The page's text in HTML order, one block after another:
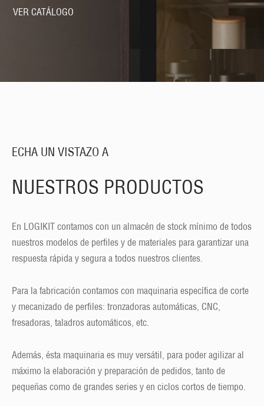
VER CATÁLOGO
ECHA UN VISTAZO A
NUESTROS PRODUCTOS
En LOGIKIT contamos con un almacén de stock mínimo de todos
nuestros modelos de perfiles y de materiales para garantizar una
respuesta rápida y segura a todos nuestros clientes.
Para la fabricación contamos con maquinaria específica de corte
y mecanizado de perfiles: tronzadoras automáticas, CNC,
fresadoras, taladros automáticos, etc.
Además, ésta maquinaria es muy versátil, para poder agilizar al
máximo la elaboración y preparación de pedidos, tanto de
pequeñas como de grandes series y en ciclos cortos de tiempo.